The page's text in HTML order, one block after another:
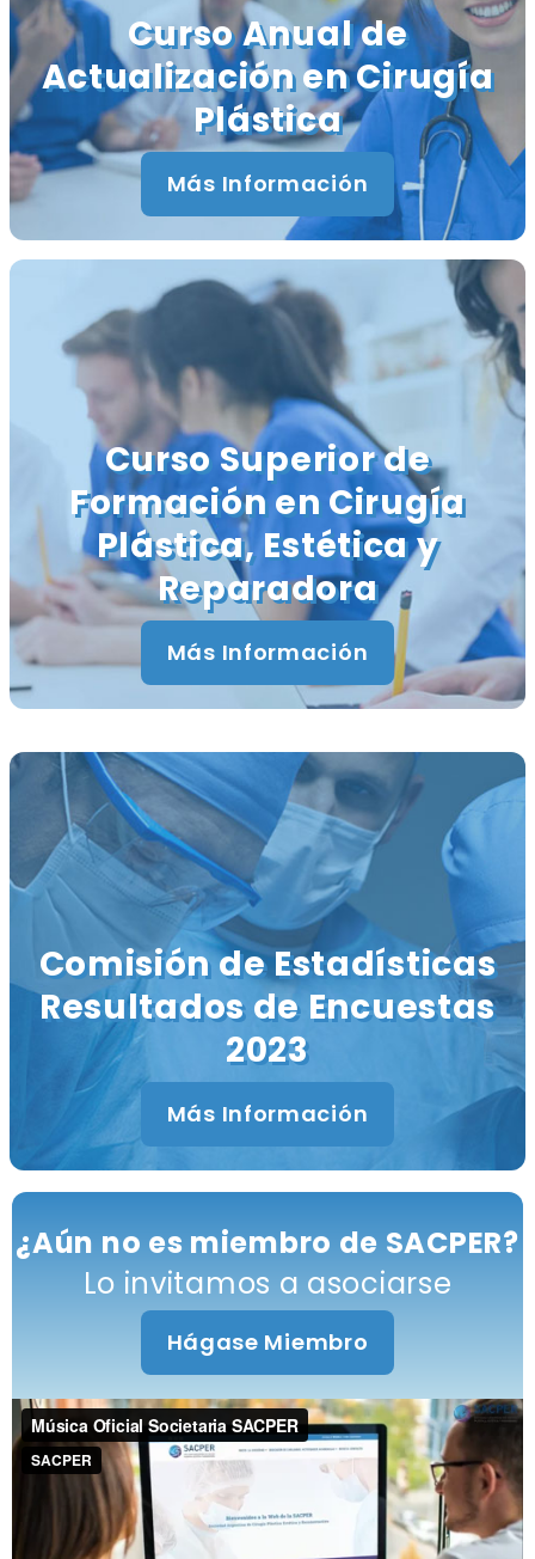
Curso Anual de
Actualización en Cirugía
Plástica
Más Información
Curso Superior de
Formación en Cirugía
Plástica, Estética y
Reparadora
Más Información
Comisión de Estadísticas
Resultados de Encuestas
2023
Más Información
¿Aún no es miembro de SACPER?
Lo invitamos a asociarse
Hágase Miembro